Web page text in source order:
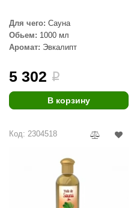
Для чего: Сауна
Обьем: 1000 мл
Аромат: Эвкалипт
5 302 i
В корзину
Код: 2304518